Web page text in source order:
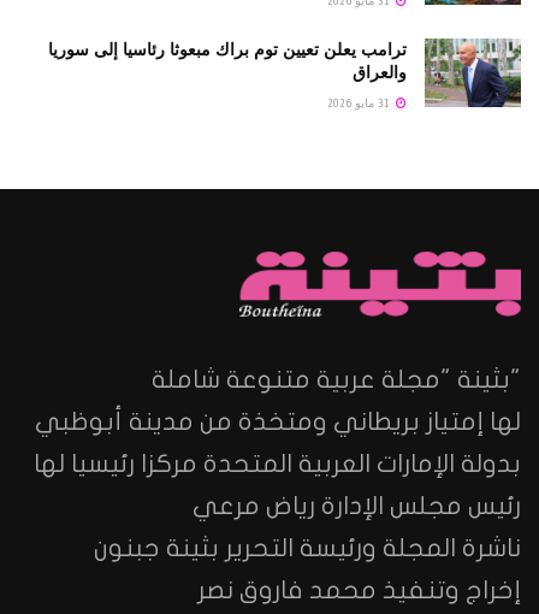
ترامب يعلن تعيين توم براك مبعوثا رئاسيا إلى سوريا
والعراق
"بثينة "مجلة عربية متنوعة شاملة
لها إمتياز بريطاني ومتخذة من مدينة أبوظبي
بدولة الإمارات العربية المتحدة مركزا رئيسيا لها
رئيس مجلس الإدارة رياض مرعي
ناشرة المجلة ورئيسة التحرير بثينة جبنون
إخراج وتنفيذ محمد فاروق نصر